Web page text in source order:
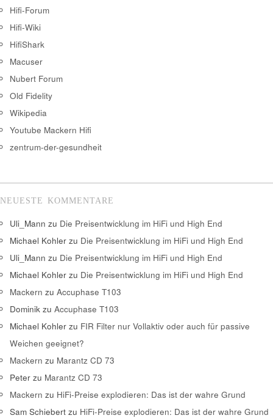
Hifi-Forum
Hifi-Wiki
HifiShark
Macuser
Nubert Forum
Old Fidelity
Wikipedia
Youtube Mackern Hifi
zentrum-der-gesundheit
NEUESTE KOMMENTARE
Uli_Mann zu Die Preisentwicklung im HiFi und High End
Michael Kohler zu Die Preisentwicklung im HiFi und High End
Uli_Mann zu Die Preisentwicklung im HiFi und High End
Michael Kohler zu Die Preisentwicklung im HiFi und High End
Mackern zu Accuphase T103
Dominik zu Accuphase T103
Michael Kohler zu FIR Filter nur Vollaktiv oder auch für passive
Weichen geeignet?
Mackern zu Marantz CD 73
Peter zu Marantz CD 73
Mackern zu HiFi-Preise explodieren: Das ist der wahre Grund
Sam Schiebert zu HiFi-Preise explodieren: Das ist der wahre Grund